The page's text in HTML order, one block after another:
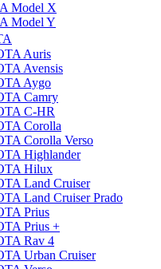
Model X
Model Y
Auris
Avensis
Aygo
Camry
C-HR
Corolla
Corolla Verso
Highlander
Hilux
Land Cruiser
Land Cruiser Prado
Prius
Prius +
Rav 4
Urban Cruiser